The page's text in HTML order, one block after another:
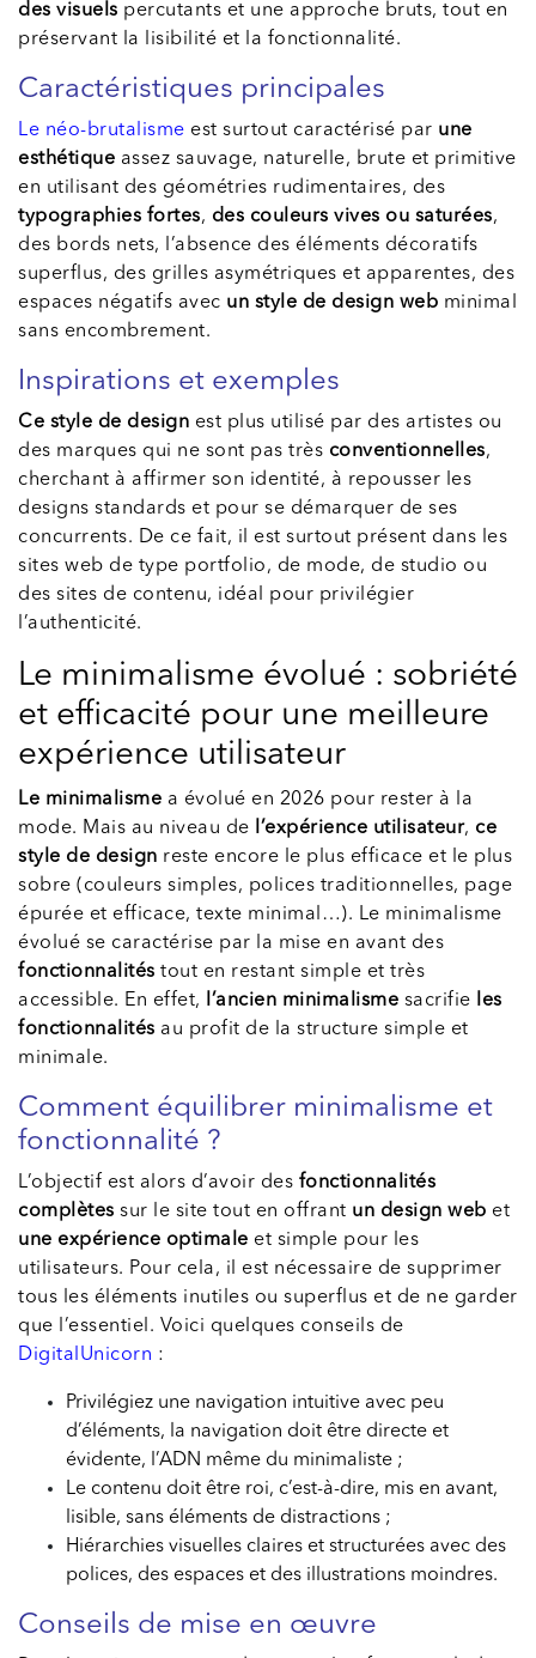
des visuels percutants et une approche bruts, tout en
préservant la lisibilité et la fonctionnalité.
Caractéristiques principales
Le néo-brutalisme est surtout caractérisé par une
esthétique assez sauvage, naturelle, brute et primitive
en utilisant des géométries rudimentaires, des
typographies fortes, des couleurs vives ou saturées,
des bords nets, l’absence des éléments décoratifs
superflus, des grilles asymétriques et apparentes, des
espaces négatifs avec un style de design web minimal
sans encombrement.
Inspirations et exemples
Ce style de design est plus utilisé par des artistes ou
des marques qui ne sont pas très conventionnelles,
cherchant à affirmer son identité, à repousser les
designs standards et pour se démarquer de ses
concurrents. De ce fait, il est surtout présent dans les
sites web de type portfolio, de mode, de studio ou
des sites de contenu, idéal pour privilégier
l’authenticité.
Le minimalisme évolué : sobriété
et efficacité pour une meilleure
expérience utilisateur
Le minimalisme a évolué en 2026 pour rester à la
mode. Mais au niveau de l’expérience utilisateur, ce
style de design reste encore le plus efficace et le plus
sobre (couleurs simples, polices traditionnelles, page
épurée et efficace, texte minimal…). Le minimalisme
évolué se caractérise par la mise en avant des
fonctionnalités tout en restant simple et très
accessible. En effet, l’ancien minimalisme sacrifie les
fonctionnalités au profit de la structure simple et
minimale.
Comment équilibrer minimalisme et
fonctionnalité ?
L’objectif est alors d’avoir des fonctionnalités
complètes sur le site tout en offrant un design web et
une expérience optimale et simple pour les
utilisateurs. Pour cela, il est nécessaire de supprimer
tous les éléments inutiles ou superflus et de ne garder
que l’essentiel. Voici quelques conseils de
DigitalUnicorn :
Privilégiez une navigation intuitive avec peu
d’éléments, la navigation doit être directe et
évidente, l’ADN même du minimaliste ;
Le contenu doit être roi, c’est-à-dire, mis en avant,
lisible, sans éléments de distractions ;
Hiérarchies visuelles claires et structurées avec des
polices, des espaces et des illustrations moindres.
Conseils de mise en œuvre